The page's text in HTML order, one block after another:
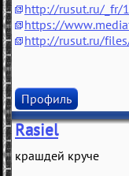
http://rusut.ru/_fr/
https://
http://rusut.ru/
Профиль
Rasiel
крашдей круче